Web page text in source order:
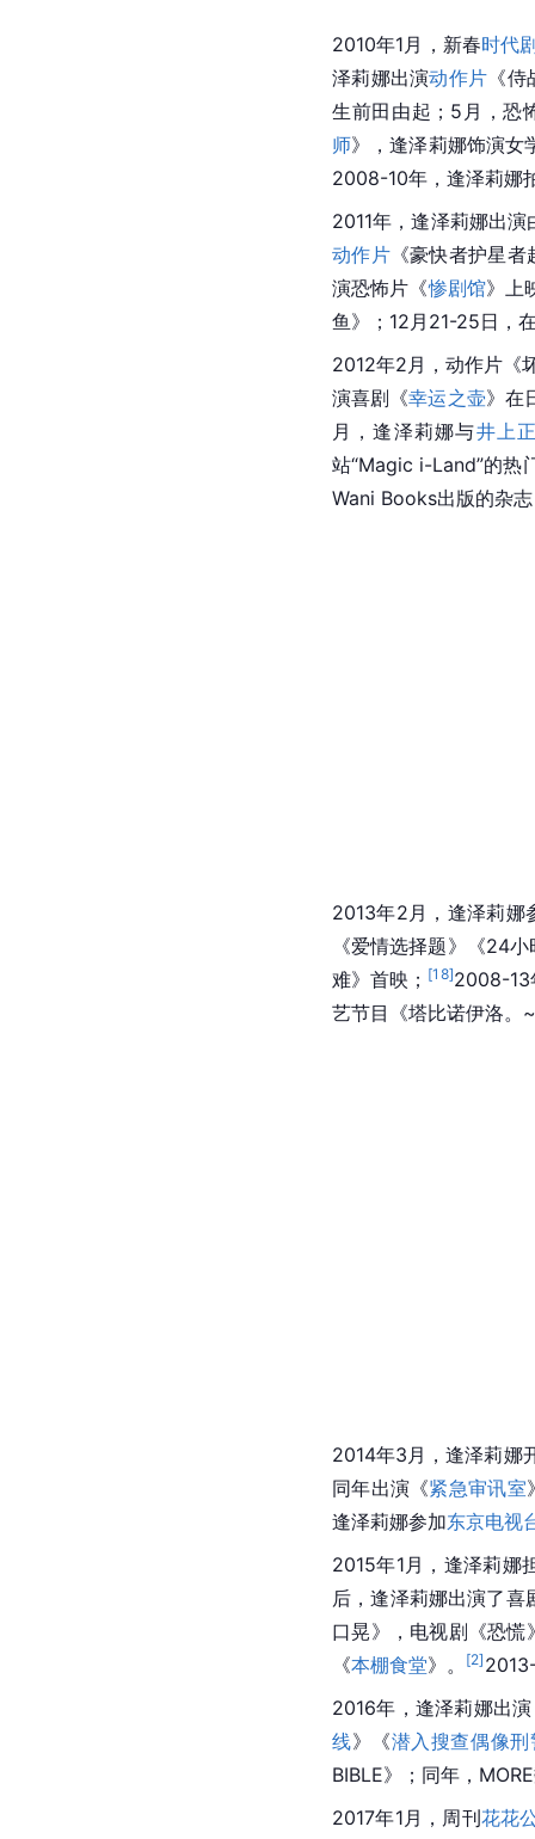
2010年1月，新春时代
泽莉娜出演动作片 《
生前田由起；5月，恐
师》，逢泽莉娜饰演女
2008-10年，逢泽莉娜
2011年，逢泽莉娜出
动作片《豪快者护星者
演恐怖片《惨剧馆》上
鱼》；12月21-25日，
2012年2月，动作片《
演喜剧《幸运之壶》在
月，逢泽莉娜与井上
站“Magic i-Land”的热
Wani Books出版的杂
2013年2月，逢泽莉娜
《爱情选择题》《24
难》首映； [18]2008-13
艺节目《塔比诺伊洛。
2014年3月，逢泽莉娜
同年出演《紧急审讯室
逢泽莉娜参加东京电视
2015年1月，逢泽莉娜
后，逢泽莉娜出演了喜
口晃》，电视剧《恐
《本棚食堂》。 [2]
2016年，逢泽莉娜出
线》《潜入搜查偶像刑
BIBLE》；同年，
2017年1月，周刊花花